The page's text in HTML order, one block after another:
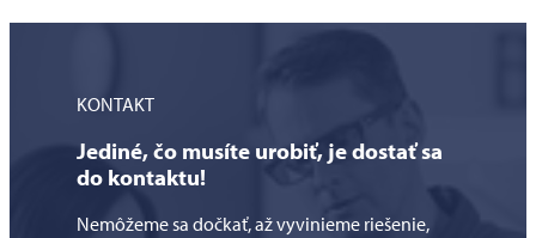
KONTAKT
Jediné, čo musíte urobiť, je dostať sa
do kontaktu!
Nemôžeme sa dočkať, až vyvinieme riešenie,